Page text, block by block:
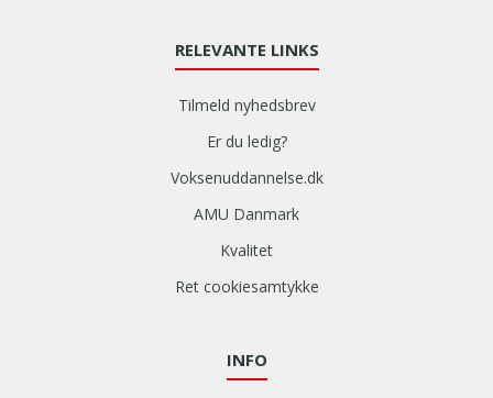
RELEVANTE LINKS
Tilmeld nyhedsbrev
Er du ledig?
Voksenuddannelse.dk
AMU Danmark
Kvalitet
Ret cookiesamtykke
INFO